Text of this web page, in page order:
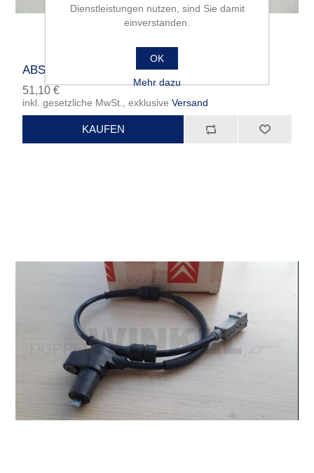
ABS-Sensor hinten ab ORGA 7632
51,10 €
inkl. gesetzliche MwSt., exklusiveVersand
Dienstleistungen nutzen, sind Sie damit
einverstanden.
OK
Mehr dazu